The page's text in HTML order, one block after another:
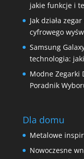
jakie funkcje i
Jak działa
cyfrowego
Samsung
technologia:
Modne Zegarki
Poradnik
Dla domu
Metalowe
Nowoczesne